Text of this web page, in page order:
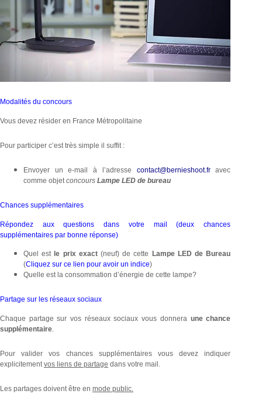
Modalités du concours
Vous devez résider en France Métropolitaine
Pour participer c’est très simple il suffit :
Envoyer un e-mail à l’adresse contact@bernieshoot.fravec
comme objetconcours Lampe LED de bureau
Chances supplémentaires
Répondez aux questions dans votre mail (deux chances
supplémentaires par bonne réponse)
Quel est le prix exact(neuf) de cette
Lampe LED de Bureau
(Cliquez sur ce lien pour avoir un indice)
Quelle est la consommation d’énergie de cette lampe?
Partage sur les réseaux sociaux
Chaque partage sur vos réseaux sociaux vous donnera une chance
supplémentaire.
Pour valider vos chances supplémentaires vous devez indiquer
explicitementvos liens de partage dans votre mail.
Les partages doivent être en mode public.